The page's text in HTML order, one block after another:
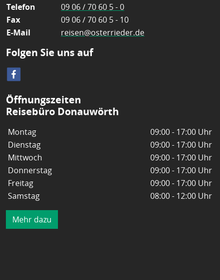
Telefon
09 06 / 70 60 5 - 0
Fax
09 06 / 70 60 5 - 10
E-Mail
reisen@osterrieder.de
Folgen Sie uns auf
Öffnungszeiten
Reisebüro Donauwörth
Montag
09:00 - 17:00 Uhr
Dienstag
09:00 - 17:00 Uhr
Mittwoch
09:00 - 17:00 Uhr
Donnerstag
09:00 - 17:00 Uhr
Freitag
09:00 - 17:00 Uhr
Samstag
08:00 - 12:00 Uhr
Mehr dazu